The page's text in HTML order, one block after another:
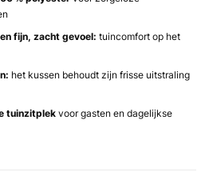
fijn, zacht gevoel: tuincomfort op het
het kussen behoudt zijn frisse uitstraling
tuinzitplek voor gasten en dagelijkse